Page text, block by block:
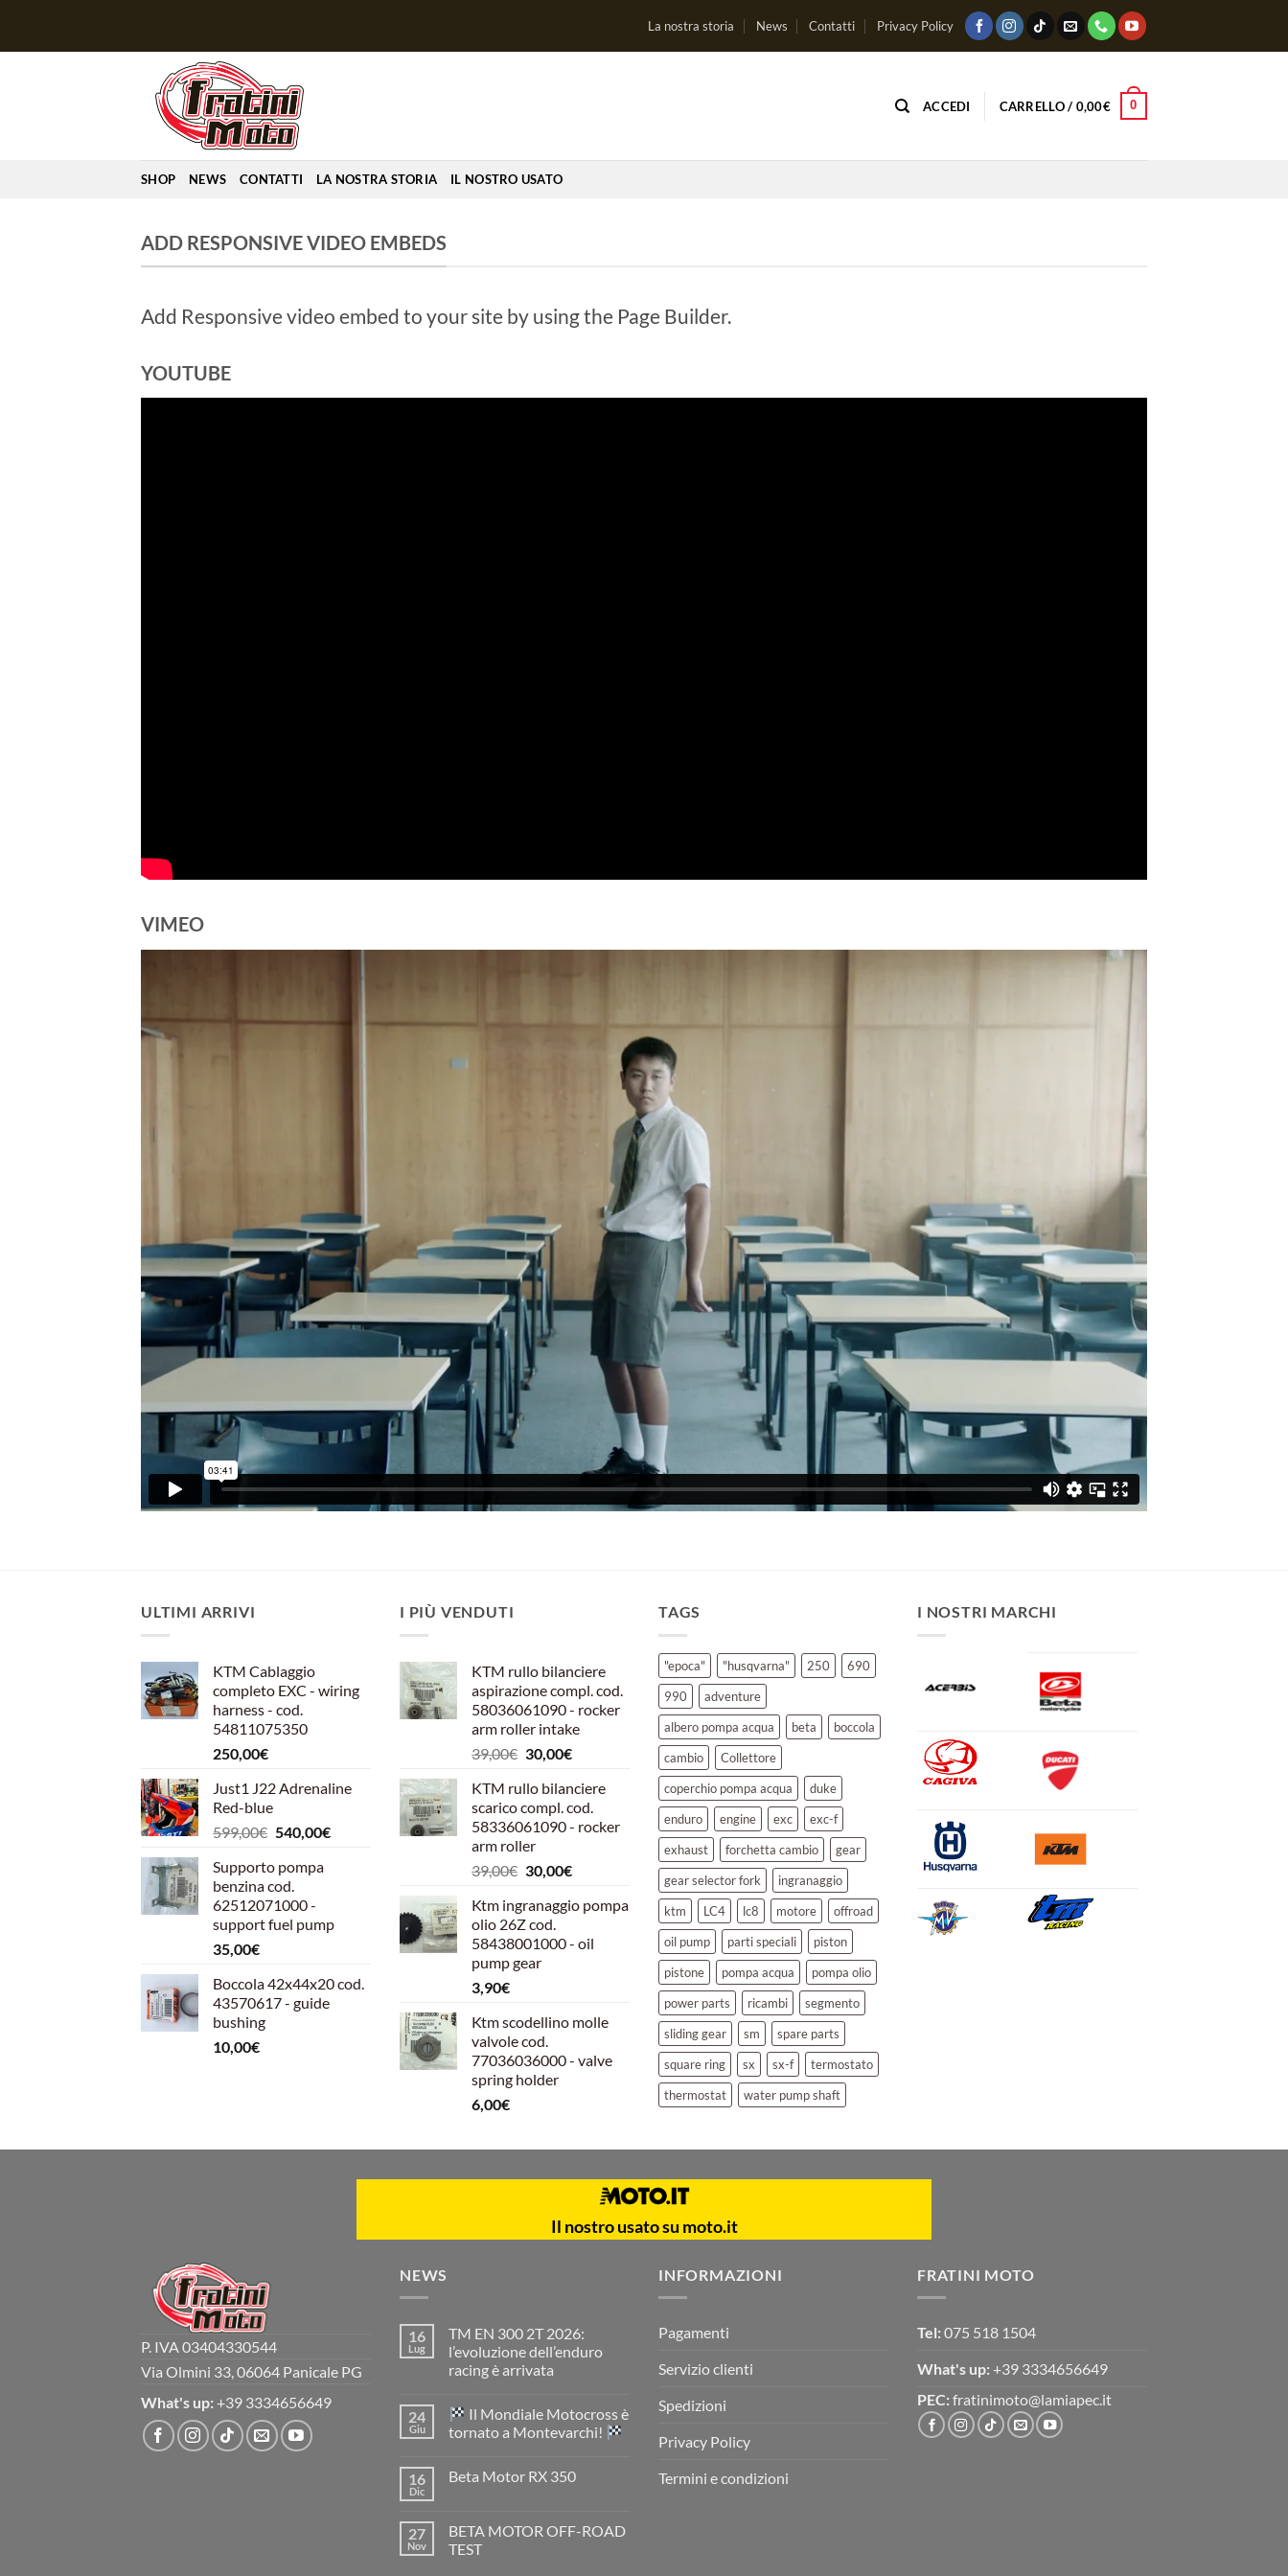
La nostra storia News Contatti Privacy Policy
ACCEDI CARRELLO / 0,00€ 0
SHOP NEWS CONTATTI LA NOSTRA STORIA IL NOSTRO USATO
ADD RESPONSIVE VIDEO EMBEDS
Add Responsive video embed to your site by using the Page Builder.
YOUTUBE
VIMEO
ULTIMI ARRIVI
KTM Cablaggio
completo EXC - wiring
harness - cod.
54811075350
250,00€
Just1 J22 Adrenaline
Red-blue
599,00€ Il
originale
era:
599,00€.
540,00€Il
Supporto pompa
benzina cod.
62512071000 -
support fuel pump
35,00€
Boccola 42x44x20 cod.
43570617 - guide
bushing
10,00€
I PIÙ VENDUTI
KTM rullo bilanciere
aspirazione compl. cod.
58036061090 - rocker
arm roller intake
39,00€ Il
originale
era:
39,00€.
30,00€Il
attuale
è:
30,00€.
KTM rullo bilanciere
scarico compl. cod.
58336061090 - rocker
arm roller
39,00€ Il
originale
era:
39,00€.
30,00€Il
attuale
30,00€.
Ktm ingranaggio pompa
olio 26Z cod.
58438001000 - oil
pump gear
3,90€
Ktm scodellino molle
valvole cod.
77036036000 - valve
spring holder
6,00€
TAGS
"epoca" "husqvarna" 250
690
990
adventure
albero pompa acqua
beta
boccola
cambio
Collettore
coperchio pompa acqua
duke
enduro
engine exc
exc-f
exhaust
forchetta cambio
gear
gear selector fork
ingranaggio
ktm
LC4 lc8 motore
offroad
oil pump
parti speciali
piston
pistone
pompa acqua
pompa olio
power parts
ricambi
segmento
sliding gear
sm
spare parts
square ring
sx sx-f
termostato
thermostat
water pump shaft
I NOSTRI MARCHI
Il nostro usato su moto.it
P. IVA 03404330544
Via Olmini 33, 06064 Panicale PG
What's up: +39 3334656649
NEWS
16
Lug
TM EN 300 2T 2026:
l’evoluzione dell’enduro
racing è arrivata
su
TM
EN
2026:
è
arrivata
24
Giu
Il Mondiale Motocross è
tornato a Montevarchi!
su
Motocross
è
tornato
16
Dic
Beta Motor RX 350
Beta
Motor
RX
27
Nov
BETA MOTOR OFF-ROAD
TEST
INFORMAZIONI
Pagamenti
Servizio clienti
Spedizioni
Privacy Policy
Termini e condizioni
FRATINI MOTO
Tel: 075 518 1504
What's up: +39 3334656649
PEC: fratinimoto@lamiapec.it